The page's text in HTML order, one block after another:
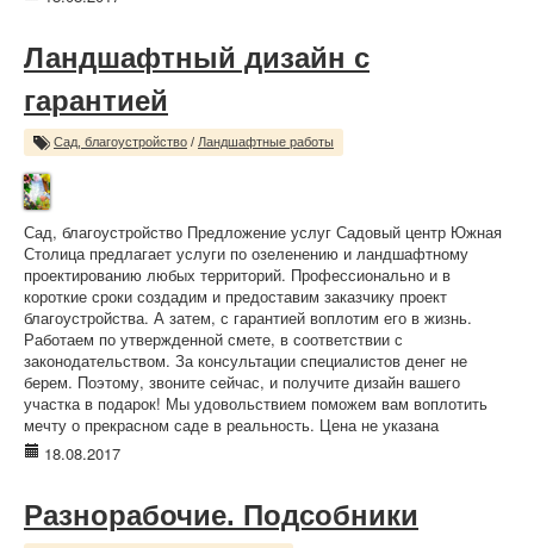
Ландшафтный дизайн с
гарантией
Сад, благоустройство / Ландшафтные работы
Сад, благоустройство Предложение услуг Садовый центр Южная
Столица предлагает услуги по озеленению и ландшафтному
проектированию любых территорий. Профессионально и в
короткие сроки создадим и предоставим заказчику проект
благоустройства. А затем, с гарантией воплотим его в жизнь.
Работаем по утвержденной смете, в соответствии с
законодательством. За консультации специалистов денег не
берем. Поэтому, звоните сейчас, и получите дизайн вашего
участка в подарок! Мы удовольствием поможем вам воплотить
мечту о прекрасном саде в реальность. Цена не указана
18.08.2017
Разнорабочие. Подсобники